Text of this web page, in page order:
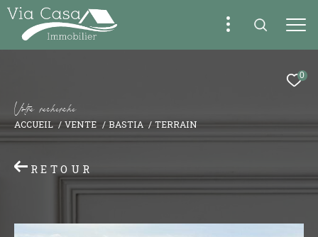
0
Votre recherche
ACCUEIL VENTE BASTIA TERRAIN
RETOUR